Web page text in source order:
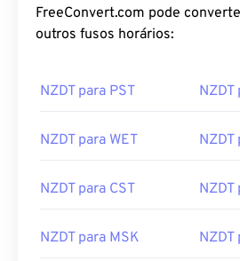
FreeConvert.com pode
outros fusos horários:
NZDT para PST NZDT
NZDT para WET NZDT
NZDT para CST NZDT
NZDT para MSK NZDT